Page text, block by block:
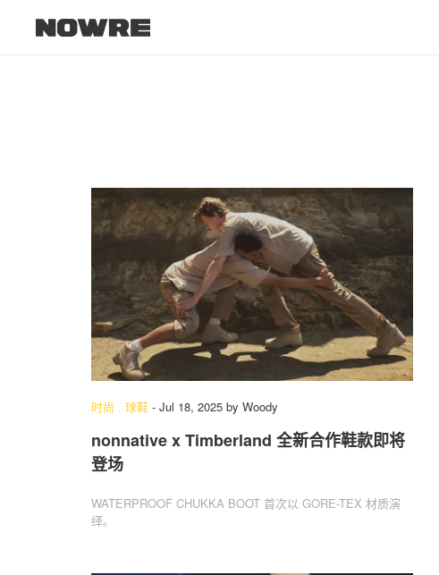
时尚 . 球鞋 - Jul 18, 2025 by Woody
nonnative x Timberland 全新合作鞋款即将
登场
WATERPROOF CHUKKA BOOT 首次以 GORE-TEX 材质演
绎。